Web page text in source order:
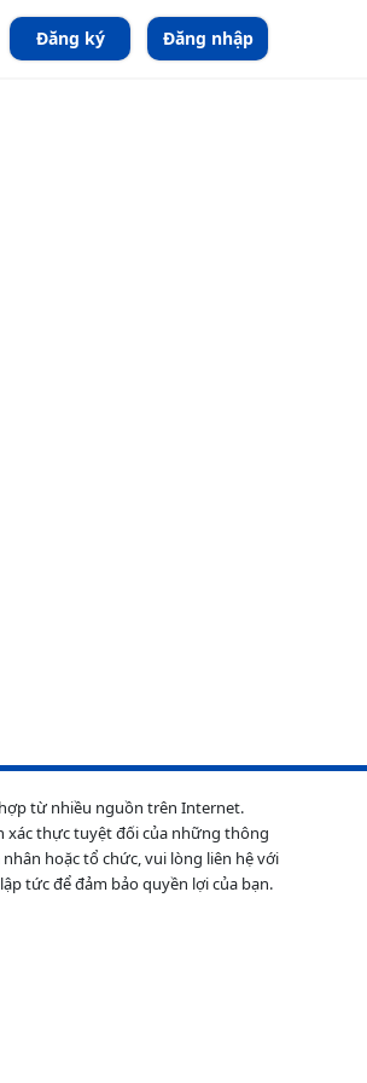
Đăng ký Đăng nhập
từ nhiều nguồn trên Internet.
xác thực tuyệt đối của những thông
hoặc tổ chức, vui lòng liên hệ với
tức để đảm bảo quyền lợi của bạn.